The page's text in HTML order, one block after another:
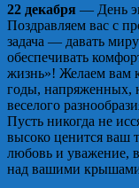
22 декабря — День
Поздравляем вас с
задача — давать
обеспечивать
жизнь»! Желаем вам
годы, напряженных,
веселого
Пусть никогда не
высоко ценится ваш
любовь и уважение,
над вашими